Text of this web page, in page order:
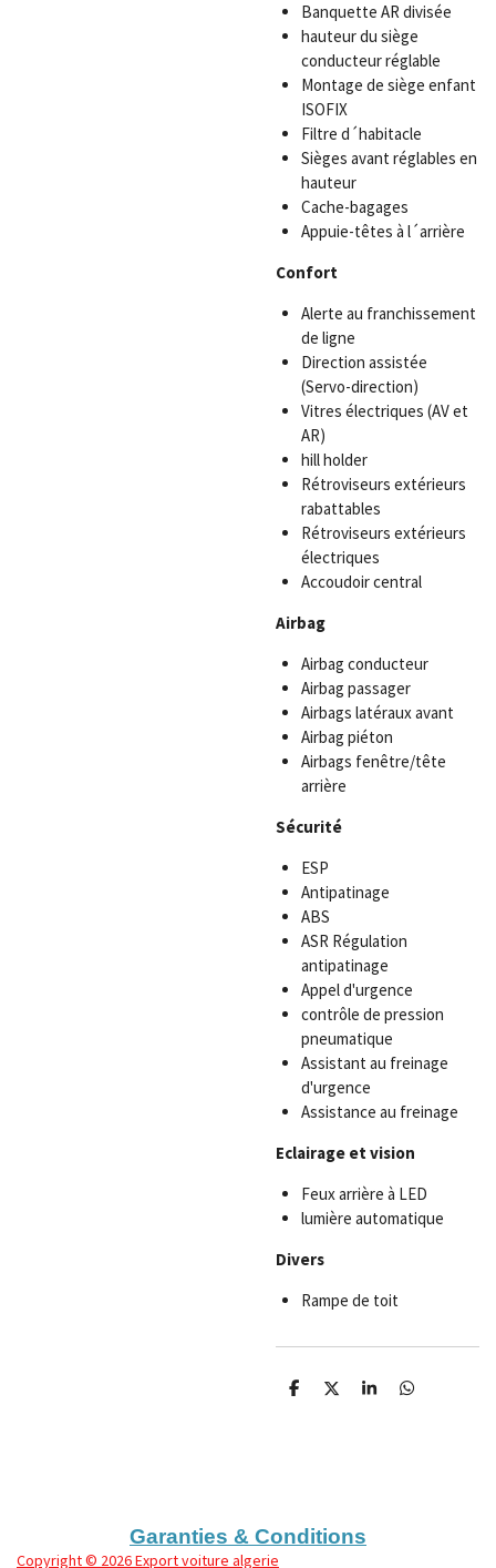
Banquette AR divisée
hauteur du siège
conducteur réglable
Montage de siège enfant
ISOFIX
Filtre d´habitacle
Sièges avant réglables en
hauteur
Cache-bagages
Appuie-têtes à l´arrière
Confort
Alerte au franchissement
de ligne
Direction assistée
(Servo-direction)
Vitres électriques (AV et
AR)
hill holder
Rétroviseurs extérieurs
rabattables
Rétroviseurs extérieurs
électriques
Accoudoir central
Airbag
Airbag conducteur
Airbag passager
Airbags latéraux avant
Airbag piéton
Airbags fenêtre/tête
arrière
Sécurité
ESP
Antipatinage
ABS
ASR Régulation
antipatinage
Appel d'urgence
contrôle de pression
pneumatique
Assistant au freinage
d'urgence
Assistance au freinage
Eclairage et vision
Feux arrière à LED
lumière automatique
Divers
Rampe de toit
P
P
P
P
Garanties & Conditions
Copyright© 2026 Export voiture algerie